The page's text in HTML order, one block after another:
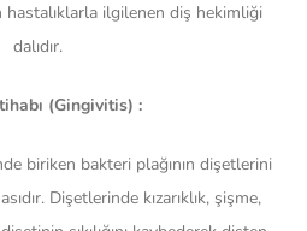
ilgilenen diş hekimliği
dalıdır.
(Gingivitis) :
biriken bakteri plağının dişetlerini
Dişetlerinde kızarıklık, şişme,